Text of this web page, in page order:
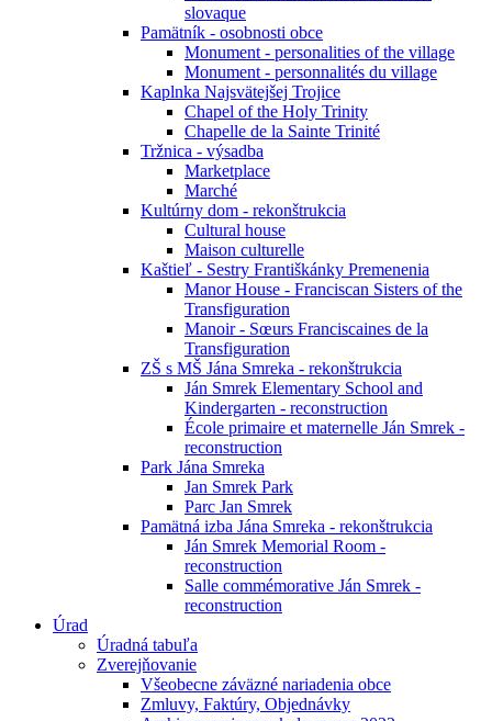
slovaque
Pamätník - osobnosti obce
Monument - personalities of the village
Monument - personnalités du village
Kaplnka Najsvätejšej Trojice
Chapel of the Holy Trinity
Chapelle de la Sainte Trinité
Tržnica - výsadba
Marketplace
Marché
Kultúrny dom - rekonštrukcia
Cultural house
Maison culturelle
Kaštieľ - Sestry Františkánky Premenenia
Manor House - Franciscan Sisters of the
Transfiguration
Manoir - Sœurs Franciscaines de la
Transfiguration
ZŠ s MŠ Jána Smreka - rekonštrukcia
Ján Smrek Elementary School and
Kindergarten - reconstruction
École primaire et maternelle Ján Smrek -
reconstruction
Park Jána Smreka
Jan Smrek Park
Parc Jan Smrek
Pamätná izba Jána Smreka - rekonštrukcia
Ján Smrek Memorial Room -
reconstruction
Salle commémorative Ján Smrek -
reconstruction
Úrad
Úradná tabuľa
Zverejňovanie
Všeobecne záväzné nariadenia obce
Zmluvy, Faktúry, Objednávky